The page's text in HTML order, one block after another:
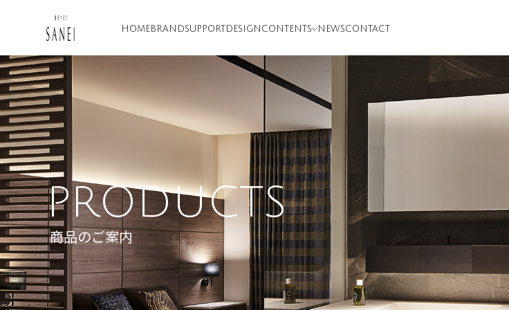
HOME BRANDSUPPORT DESIGN CONTENTS NEWSCONTACT
PRODUCTS
商品のご案内